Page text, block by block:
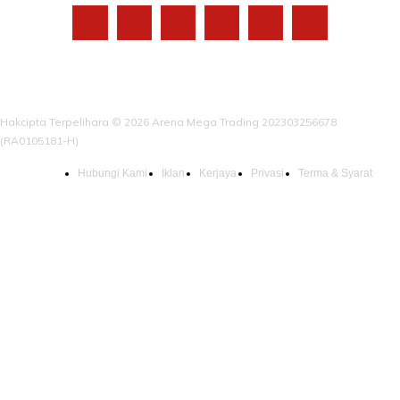
Hakcipta Terpelihara © 2026 Arena Mega Trading 202303256678
(RA0105181-H)
Hubungi Kami Iklan Kerjaya Privasi Terma & Syarat